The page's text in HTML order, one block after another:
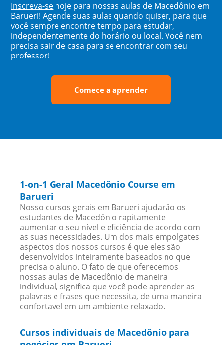
Inscreva-se hoje para nossas aulas de Macedônio em
Barueri! Agende suas aulas quando quiser, para que
você sempre encontre tempo para estudar,
independentemente do horário ou local. Você nem
precisa sair de casa para se encontrar com seu
professor!
Comece a aprender
1-on-1 Geral Macedônio Course em
Barueri
Nosso cursos gerais em Barueri ajudarão os
estudantes de Macedônio rapitamente
aumentar o seu nível e eficiência de acordo com
as suas necessidades. Um dos mais empolgates
aspectos dos nossos cursos é que eles são
desenvolvidos inteiramente baseados no que
precisa o aluno. O fato de que oferecemos
nossas aulas de Macedônio de maneira
individual, significa que você pode aprender as
palavras e frases que necessita, de uma maneira
confortavel em um ambiente relaxado.
Cursos individuais de Macedônio para